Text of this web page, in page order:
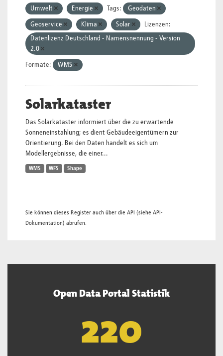
Umwelt Energie Tags: Geodaten
Geoservice Klima Solar
Lizenzen:
Datenlizenz Deutschland - Namensnennung - Version
2.0
Formate: WMS
Solarkataster
Das Solarkataster informiert über die zu erwartende
Sonneneinstahlung; es dient Gebäudeeigentümern zur
Orientierung. Bei den Daten handelt es sich um
Modellergebnisse, die einer...
WMS WFS Shape
Sie können dieses Register auch über die API (siehe API-
Dokumentation) abrufen.
Open Data Portal Statistik
222